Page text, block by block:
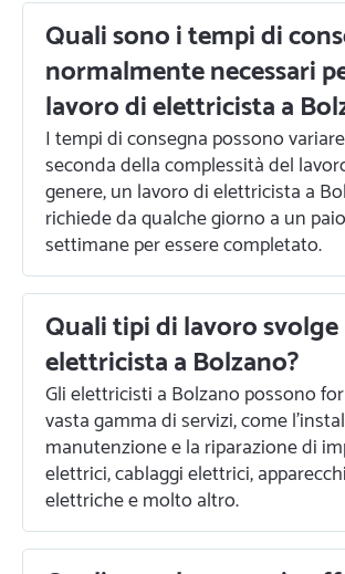
Quali sono i tempi di
normalmente necessari
lavoro di elettricista a
I tempi di consegna possono
seconda della complessità del
genere, un lavoro di elettricista a
richiede da qualche giorno a un
settimane per essere completato.
Quali tipi di lavoro
elettricista a Bolzano?
Gli elettricisti a Bolzano possono
vasta gamma di servizi, come
manutenzione e la riparazione di
elettrici, cablaggi elettrici,
elettriche e molto altro.